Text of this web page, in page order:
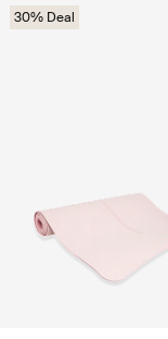
30% Deal